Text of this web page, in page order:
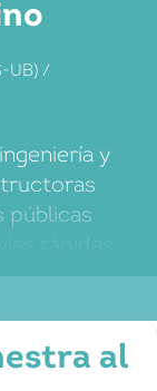
UB) /
y
públicas
rápidas
la
de
al